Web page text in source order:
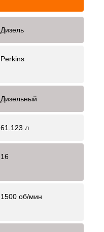
Дизель
Perkins
Дизельный
61.123 л
16
1500 об/мин